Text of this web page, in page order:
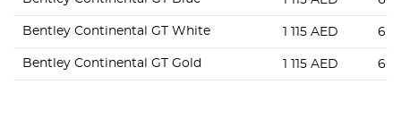
Bentley Continental GT White 1 115 AED 6
Bentley Continental GT Gold 1 115 AED 6